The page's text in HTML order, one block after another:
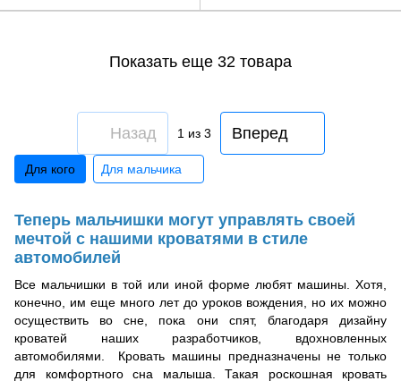
Показать еще 32 товара
Назад 1из 3 Вперед
Теперь мальчишки могут управлять своей
мечтой с нашими кроватями в стиле
автомобилей
Все мальчишки в той или иной форме любят машины. Хотя,
конечно, им еще много лет до уроков вождения, но их можно
осуществить во сне, пока они спят, благодаря дизайну
кроватей наших разработчиков, вдохновленных
автомобилями. Кровать машины предназначены не только
для комфортного сна малыша. Такая роскошная кровать
Для кого Для мальчика